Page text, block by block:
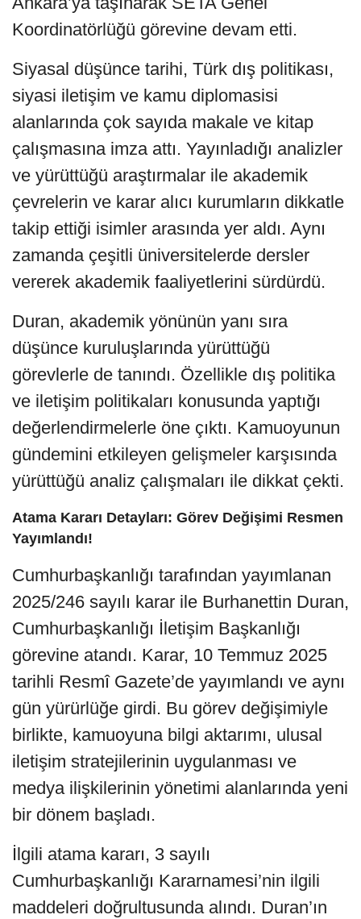
Koordinatörlüğü görevine devam etti.
Siyasal düşünce tarihi, Türk dış politikası,
siyasi iletişim ve kamu diplomasisi
alanlarında çok sayıda makale ve kitap
çalışmasına imza attı. Yayınladığı analizler
ve yürüttüğü araştırmalar ile akademik
çevrelerin ve karar alıcı kurumların dikkatle
takip ettiği isimler arasında yer aldı. Aynı
zamanda çeşitli üniversitelerde dersler
vererek akademik faaliyetlerini sürdürdü.
Duran, akademik yönünün yanı sıra
düşünce kuruluşlarında yürüttüğü
görevlerle de tanındı. Özellikle dış politika
ve iletişim politikaları konusunda yaptığı
değerlendirmelerle öne çıktı. Kamuoyunun
gündemini etkileyen gelişmeler karşısında
yürüttüğü analiz çalışmaları ile dikkat çekti.
Atama Kararı Detayları: Görev Değişimi Resmen
Yayımlandı!
Cumhurbaşkanlığı tarafından yayımlanan
2025/246 sayılı karar ile Burhanettin Duran,
Cumhurbaşkanlığı İletişim Başkanlığı
görevine atandı. Karar, 10 Temmuz 2025
tarihli Resmî Gazete’de yayımlandı ve aynı
gün yürürlüğe girdi. Bu görev değişimiyle
birlikte, kamuoyuna bilgi aktarımı, ulusal
iletişim stratejilerinin uygulanması ve
medya ilişkilerinin yönetimi alanlarında yeni
bir dönem başladı.
İlgili atama kararı, 3 sayılı
Cumhurbaşkanlığı Kararnamesi’nin ilgili
maddeleri doğrultusunda alındı. Duran’ın